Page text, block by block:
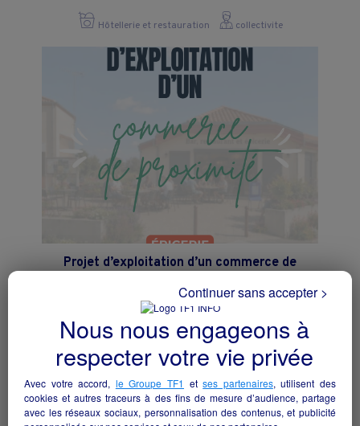
Hôtellerie et restauration collectivite
Projet d’exploitation d’un commerce de
restauration
Rochetrejoux - 85510
Hôtellerie et restauration collectivite
Nous nous engageons à
respecter votre vie privée
Avec votre accord, le Groupe TF1 etses partenaires, utilisent des
cookies et autres traceurs à des fins de mesure d’audience, partage
avec les réseaux sociaux, personnalisation des contenus, et publicité
Continuer sans accepter >